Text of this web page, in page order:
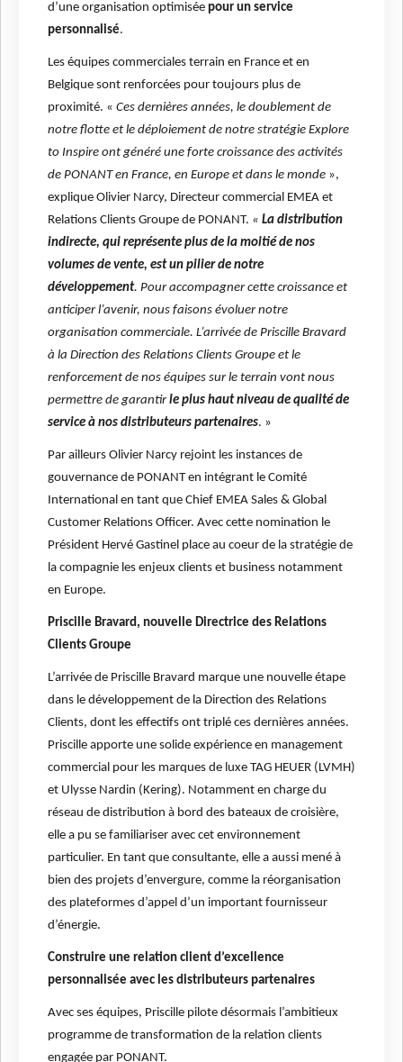
d’une organisation optimisée pour un service
personnalisé.
Les équipes commerciales terrain en France et en
Belgique sont renforcées pour toujours plus de
proximité. « Ces dernières années, le doublement de
notre flotte et le déploiement de notre stratégie Explore
to Inspire ont généré une forte croissance des activités
de PONANT en France, en Europe et dans le monde »,
explique Olivier Narcy, Directeur commercial EMEA et
Relations Clients Groupe de PONANT. « La distribution
indirecte, qui représente plus de la moitié de nos
volumes de vente, est un pilier de notre
développement. Pour accompagner cette croissance et
anticiper l’avenir, nous faisons évoluer notre
organisation commerciale. L’arrivée de Priscille Bravard
à la Direction des Relations Clients Groupe et le
renforcement de nos équipes sur le terrain vont nous
permettre de garantirle plus haut niveau de qualité de
service à nos distributeurs partenaires. »
Par ailleurs Olivier Narcy rejoint les instances de
gouvernance de PONANT en intégrant le Comité
International en tant que Chief EMEA Sales & Global
Customer Relations Officer. Avec cette nomination le
Président Hervé Gastinel place au coeur de la stratégie de
la compagnie les enjeux clients et business notamment
en Europe.
Priscille Bravard, nouvelle Directrice des Relations
Clients Groupe
L’arrivée de Priscille Bravard marque une nouvelle étape
dans le développement de la Direction des Relations
Clients, dont les effectifs ont triplé ces dernières années.
Priscille apporte une solide expérience en management
commercial pour les marques de luxe TAG HEUER (LVMH)
et Ulysse Nardin (Kering). Notamment en charge du
réseau de distribution à bord des bateaux de croisière,
elle a pu se familiariser avec cet environnement
particulier. En tant que consultante, elle a aussi mené à
bien des projets d’envergure, comme la réorganisation
des plateformes d’appel d’un important fournisseur
d’énergie.
Construire une relation client d’excellence
personnalisée avec les distributeurs partenaires
Avec ses équipes, Priscille pilote désormais l’ambitieux
programme de transformation de la relation clients
engagée par PONANT.